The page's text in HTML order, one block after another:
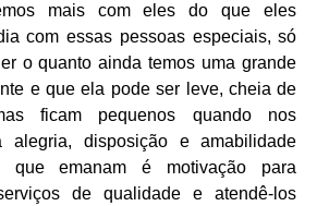
mais com eles do que eles
com essas pessoas especiais, só
o quanto ainda temos uma grande
e que ela pode ser leve, cheia de
ficam pequenos quando nos
alegria, disposição e amabilidade
que emanam é motivação para
de qualidade e atendê-los